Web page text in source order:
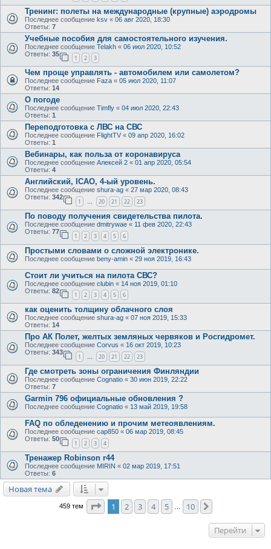
Тренинг: полеты на международные (крупные) аэродромы
Последнее сообщение ksv « 06 авг 2020, 18:30
Ответы: 7
Учебные пособия для самостоятельного изучения.
Последнее сообщение Telakh « 06 июл 2020, 10:52
Ответы: 35
1 2 3
Чем проще управлять - автомобилем или самолетом?
Последнее сообщение Faza « 05 июл 2020, 11:07
Ответы: 14
О погоде
Последнее сообщение Timfly « 04 июл 2020, 22:43
Ответы: 1
Переподготовка с ЛВС на СВС
Последнее сообщение FlightTV « 09 апр 2020, 16:02
Ответы: 1
Вебинары, как польза от коронавируса
Последнее сообщение Алексей 2 « 01 апр 2020, 05:54
Ответы: 4
Английский, ICAO, 4-ый уровень.
Последнее сообщение shura-ag « 27 мар 2020, 08:43
Ответы: 342
1 … 20 21 22 23
По поводу получения свидетельства пилота.
Последнее сообщение dmitrywae « 11 фев 2020, 22:43
Ответы: 77
1 2 3 4 5 6
Простыми словами о сложной электронике.
Последнее сообщение beny-amin « 29 ноя 2019, 16:43
Стоит ли учиться на пилота СВС?
Последнее сообщение clubin « 14 ноя 2019, 01:10
Ответы: 82
1 2 3 4 5 6
как оценить толщину облачного слоя
Последнее сообщение shura-ag « 07 ноя 2019, 15:33
Ответы: 14
Про АК Полет, желтых земляных червяков и Росгидромет.
Последнее сообщение Corvus « 16 окт 2019, 10:23
Ответы: 343
1 … 20 21 22 23
Где смотреть зоны ограничения Финляндии
Последнее сообщение Cognatio « 30 июн 2019, 22:22
Ответы: 7
Garmin 796 официальные обновления ?
Последнее сообщение Cognatio « 13 май 2019, 19:58
FAQ по обледенению и прочим метеоявлениям.
Последнее сообщение cap850 « 06 мар 2019, 08:45
Ответы: 50
1 2 3 4
Тренажер Robinson r44
Последнее сообщение MIRIN « 02 мар 2019, 17:51
Ответы: 6
Новая тема
459 тем Страница1 из
1 2 3 4 5 10
Перейти